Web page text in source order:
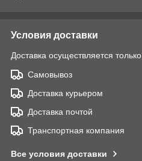
Условия доставки
Доставка осуществляется
Самовывоз
Доставка курьером
Доставка почтой
Транспортная компания
Все условия доставки